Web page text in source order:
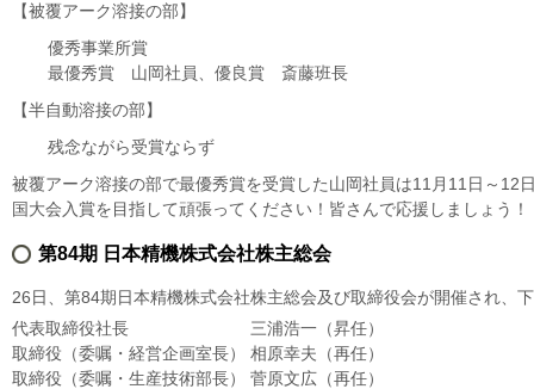
【被覆アーク溶接の部】
優秀事業所賞
最優秀賞 山岡社員、優良賞 斎藤班長
【半自動溶接の部】
残念ながら受賞ならず
被覆アーク溶接の部で最優秀賞を受賞した山岡社員は11月11日～
国大会入賞を目指して頑張ってください！皆さんで応援しましょう！
第84期 日本精機株式会社株主総会
26日、第84期日本精機株式会社株主総会及び取締役会が開催され、
代表取締役社長
取締役（委嘱・経営企画室長）
取締役（委嘱・生産技術部長）
三浦浩一（昇任）
相原幸夫（再任）
菅原文広（再任）